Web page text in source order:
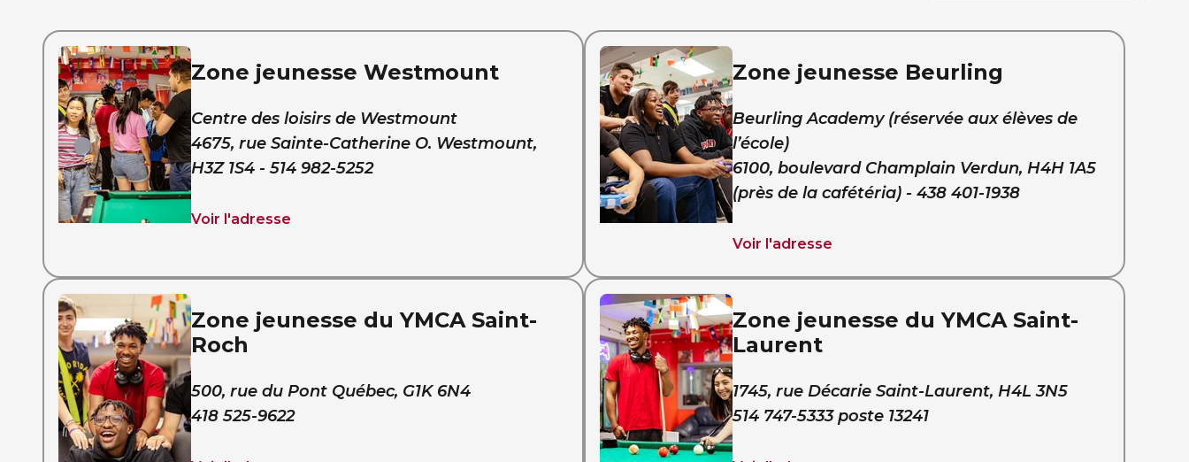
Zone jeunesse Westmount
Centre des loisirs de Westmount
4675, rue Sainte-Catherine O. Westmount,
H3Z 1S4 - 514 982-5252
Voir l'adresse
Zone jeunesse Beurling
Beurling Academy (réservée aux élèves de
l’école)
6100, boulevard Champlain Verdun, H4H 1A5
(près de la cafétéria) - 438 401-1938
Voir l'adresse
Zone jeunesse du YMCA Saint-
Roch
500, rue du Pont Québec, G1K 6N4
418 525-9622
Zone jeunesse du YMCA Saint-
Laurent
1745, rue Décarie Saint-Laurent, H4L 3N5
514 747-5333 poste 13241